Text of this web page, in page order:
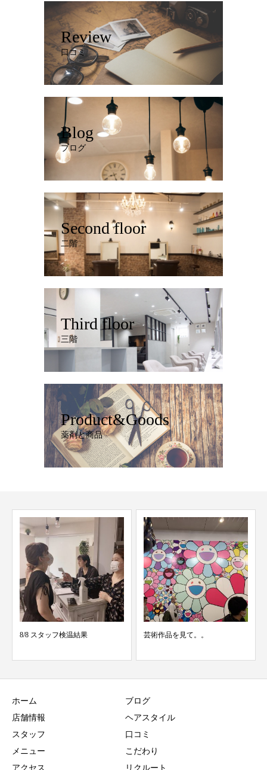
Review
口コミ
Blog
ブログ
Second floor
二階
Third floor
三階
Product&Goods
薬剤と商品
芸術作品を見て。。 夢の国
ホーム
店舗情報
スタッフ
メニュー
アクセス
ブログ
ヘアスタイル
口コミ
こだわり
リクルート